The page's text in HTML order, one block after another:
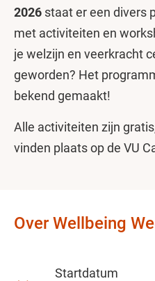
2026 staat er een divers
met activiteiten en
je welzijn en veerkracht
geworden? Het
bekend gemaakt!
Alle activiteiten zijn
vinden plaats op de VU
Over Wellbeing
Startdatum